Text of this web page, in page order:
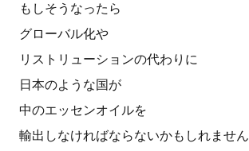
もしそうなったら
グローバル化や
リストリューションの代わりに
日本のような国が
中のエッセンオイルを
輸出しなければならないかもしれません